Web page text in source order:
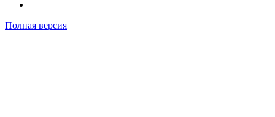
Полная версия